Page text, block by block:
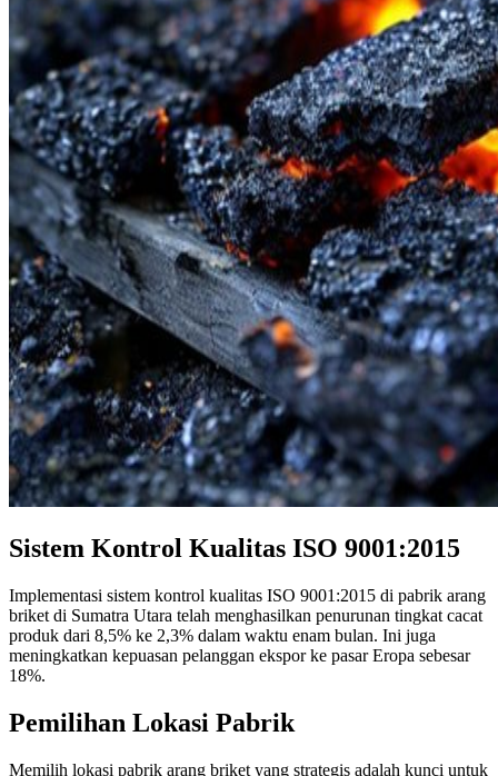
Sistem Kontrol Kualitas ISO 9001:2015
Implementasi sistem kontrol kualitas ISO 9001:2015 di pabrik arang
briket di Sumatra Utara telah menghasilkan penurunan tingkat cacat
produk dari 8,5% ke 2,3% dalam waktu enam bulan. Ini juga
meningkatkan kepuasan pelanggan ekspor ke pasar Eropa sebesar
18%.
Pemilihan Lokasi Pabrik
Memilih lokasi pabrik arang briket yang strategis adalah kunci untuk